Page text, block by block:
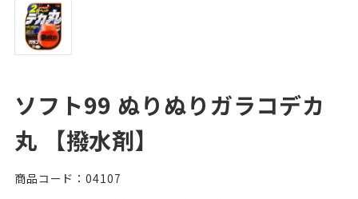
ソフト99 ぬりぬりガラコデカ
丸 【撥水剤】
商品コード：04107